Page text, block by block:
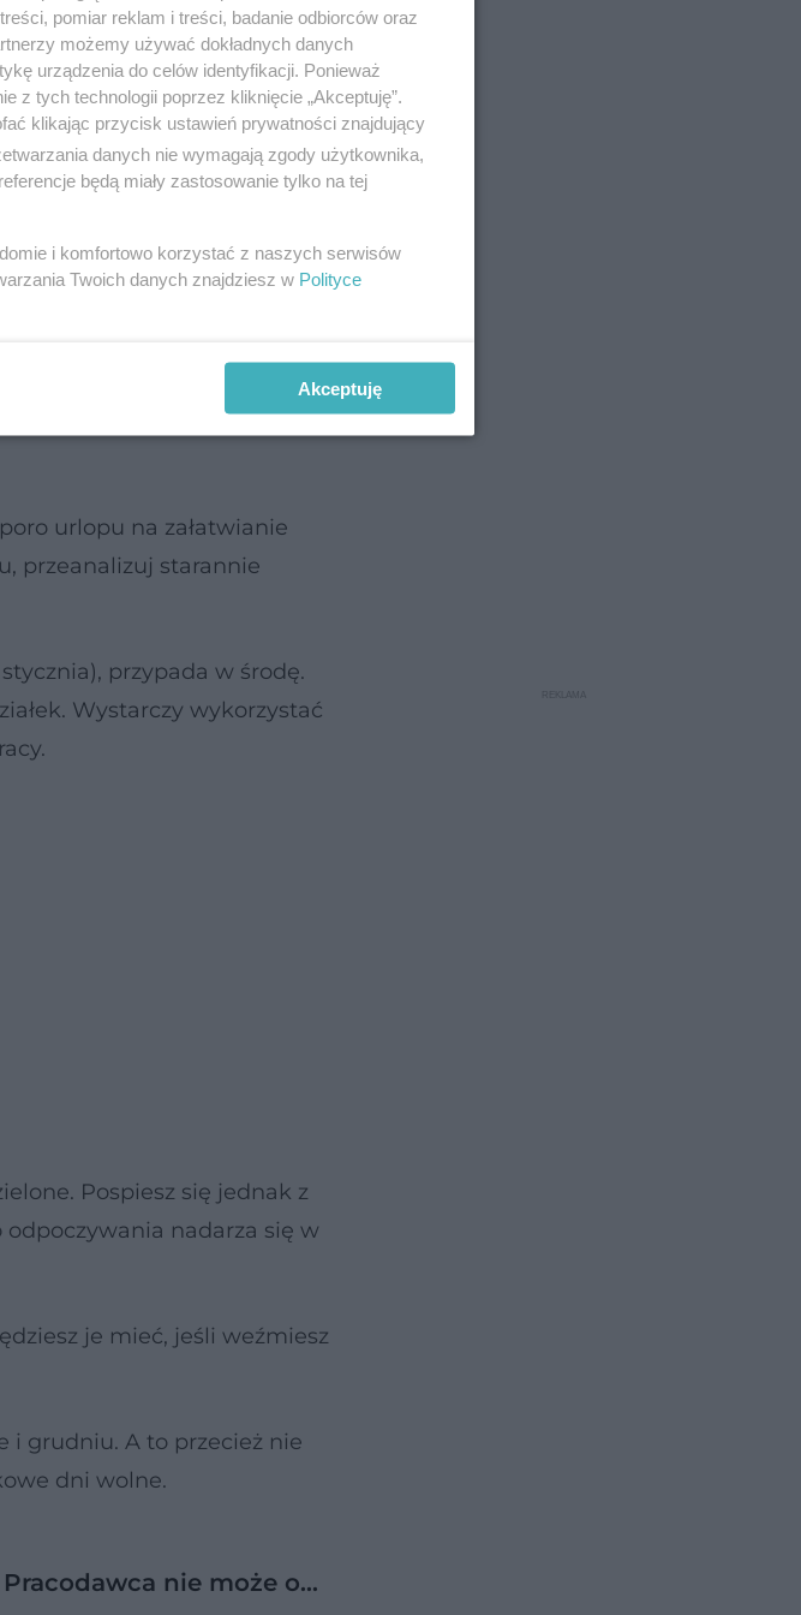
że niektórym może
wskazane jest trzy
dopiero 10 dni urlopu, a
w ramach umowy o
stażu pracy poniżej 10 lat, z
wyższe to wliczone do stażu
urlopu na załatwianie
przeanalizuj starannie
przypada w środę.
Wystarczy wykorzystać
Pospiesz się jednak z
nadarza się w
je mieć, jeśli weźmiesz
i grudniu. A to przecież nie
dni wolne.
nie może o…
pomiar reklam i treści, badanie odbiorców oraz
możemy używać dokładnych danych
urządzenia do celów identyfikacji. Ponieważ
z tych technologii poprzez kliknięcie „Akceptuję”.
klikając przycisk ustawień prywatności znajdujący
danych nie wymagają zgody użytkownika,
będą miały zastosowanie tylko na tej
i komfortowo korzystać z naszych serwisów
Twoich danych znajdziesz w Polityce
Akceptuję